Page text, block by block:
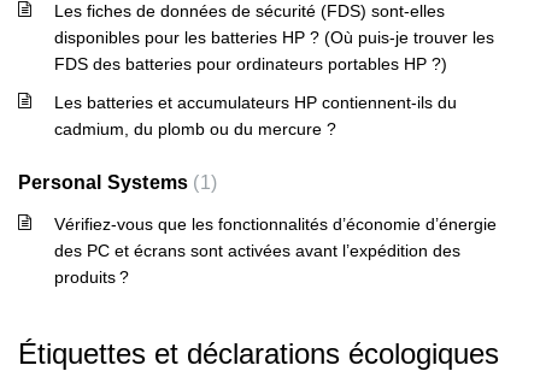
Les fiches de données de sécurité (FDS) sont-elles
disponibles pour les batteries HP ? (Où puis-je trouver les
FDS des batteries pour ordinateurs portables HP ?)
Les batteries et accumulateurs HP contiennent-ils du
cadmium, du plomb ou du mercure ?
Personal Systems 1
Vérifiez-vous que les fonctionnalités d’économie d’énergie
des PC et écrans sont activées avant l’expédition des
produits ?
Étiquettes et déclarations écologiques